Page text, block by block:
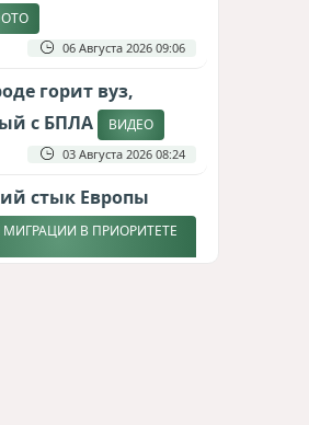
06 Августа 2026 09:06
горит вуз,
с БПЛА
ВИДЕО
03 Августа 2026 08:24
стык Европы
В ПРИОРИТЕТЕ